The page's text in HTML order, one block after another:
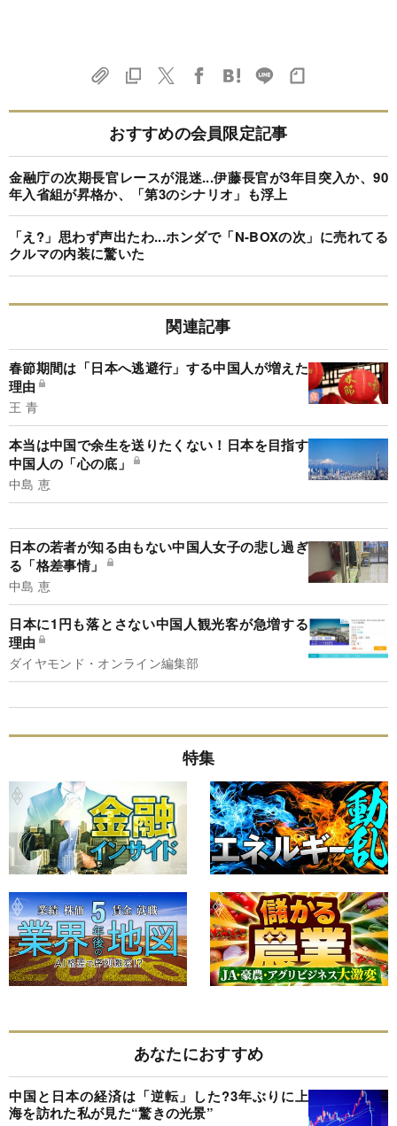
おすすめの会員限定記事
金融庁の次期長官レースが混迷...伊藤長官が3年目突入か、90
年入省組が昇格か、「第3のシナリオ」も浮上
「え?」思わず声出たわ...ホンダで「N-BOXの次」に売れてる
クルマの内装に驚いた
関連記事
春節期間は「日本へ逃避行」する中国人が増えた
理由
王 青
本当は中国で余生を送りたくない！日本を目指す
中国人の「心の底」
中島 恵
日本の若者が知る由もない中国人女子の悲し過ぎ
る「格差事情」
中島 恵
日本に1円も落とさない中国人観光客が急増する
理由
ダイヤモンド・オンライン編集部
特集
あなたにおすすめ
中国と日本の経済は「逆転」した?3年ぶりに上
海を訪れた私が見た“驚きの光景”